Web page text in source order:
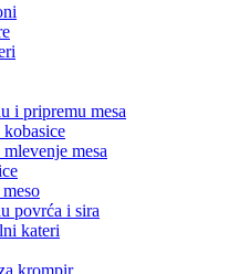
i pripremu mesa
mesa
povrća i sira
kateri
krompir